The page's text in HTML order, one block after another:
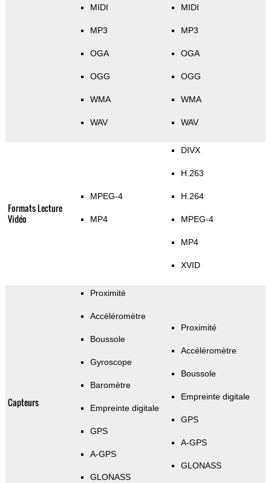
MIDI
MP3
OGA
OGG
WMA
WAV
MIDI
MP3
OGA
OGG
WMA
WAV
Formats Lecture
Vidéo
MPEG-4
MP4
DIVX
H.263
H.264
MPEG-4
MP4
XVID
Capteurs
Proximité
Accéléromètre
Boussole
Gyroscope
Baromètre
Empreinte digitale
GPS
A-GPS
GLONASS
Proximité
Accéléromètre
Boussole
Empreinte digitale
GPS
A-GPS
GLONASS